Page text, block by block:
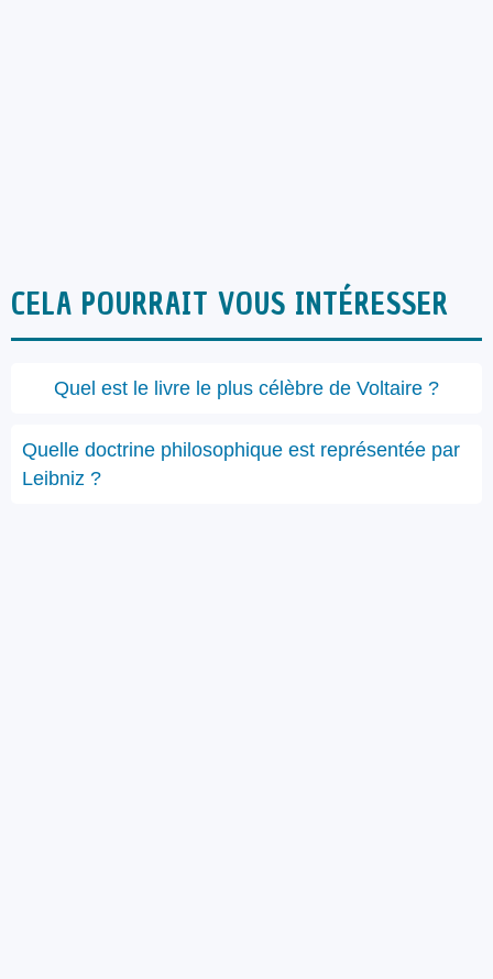
CELA POURRAIT VOUS INTÉRESSER
Quel est le livre le plus célèbre de Voltaire ?
Quelle doctrine philosophique est représentée par
Leibniz ?